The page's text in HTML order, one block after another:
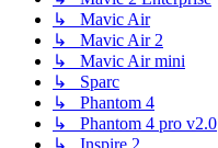
↳ Mavic Air
↳ Mavic Air 2
↳ Mavic Air mini
↳ Sparc
↳ Phantom 4
↳ Phantom 4 pro v2.0